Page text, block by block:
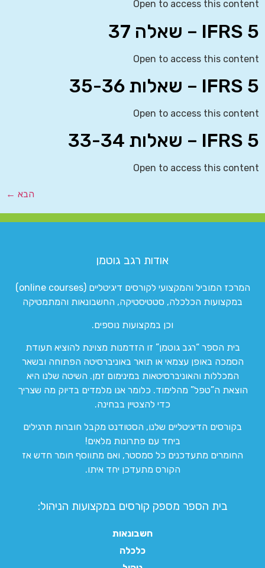
Open to access this content
IFRS 5 – שאלה 37
Open to access this content
IFRS 5 – שאלות 35-36
Open to access this content
IFRS 5 – שאלות 33-34
Open to access this content
הבא ←
אודות רגב גוטמן
המרכז המוביל והמקצועי לקורסים דיגיטליים (online courses)
במקצועות הכלכלה, סטטיסטיקה, החשבונאות והמתמטיקה
וכן במקצועות נוספים.
בית הספר “רגב גוטמן” זו הזדמנות מצוינת להוציא תעודת
הסמכה באופן עצמאי או תואר באוניברסיטה הפתוחה ובשאר
המכללות והאוניברסיטאות במינימום זמן. השיטה שלנו היא
הוצאת ה”טפל” מהלימוד. כלומר אנו מלמדים בדיוק מה שצריך
כדי להצטיין בבחינה.
בקורסים הדיגיטליים שלנו, הסטודנט מקבל חוברות תרגילים
ביחד עם פתרונות מלאים!
החומרים מתעדכנים כל סמסטר, ואם מתווסף חומר חדש אז
הקורס מתעדכן יחד איתו.
בית הספר מספק קורסים במקצועות הניהול:
חשבונאות
כלכלה